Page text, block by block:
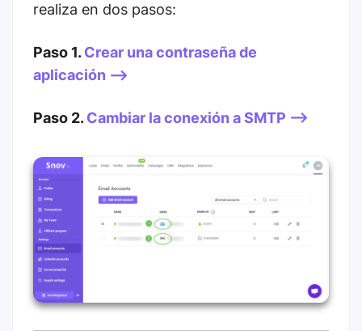
realiza en dos pasos:
Paso 1.Crear una contraseña de
aplicación -->
Paso 2.Cambiar la conexión a SMTP -->